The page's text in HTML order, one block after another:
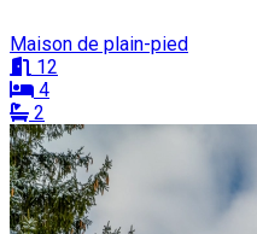
Maison de plain-pied
12
4
2